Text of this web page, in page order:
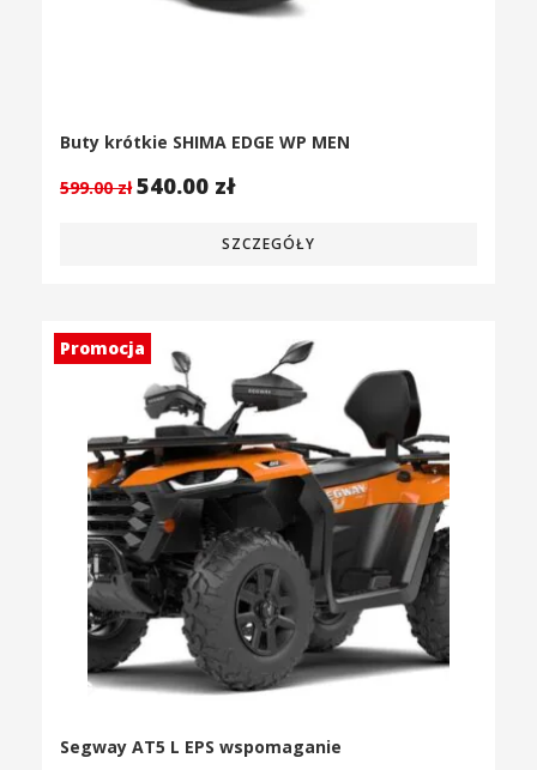
Buty krótkie SHIMA EDGE WP MEN
599.00zł 540.00 zł
SZCZEGÓŁY
Promocja
Segway AT5 L EPS wspomaganie